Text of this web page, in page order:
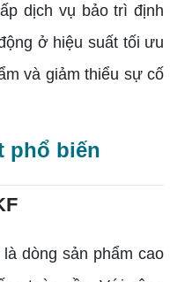
dịch vụ bảo trì định
ở hiệu suất tối ưu
và giảm thiểu sự cố
phổ biến
dòng sản phẩm cao